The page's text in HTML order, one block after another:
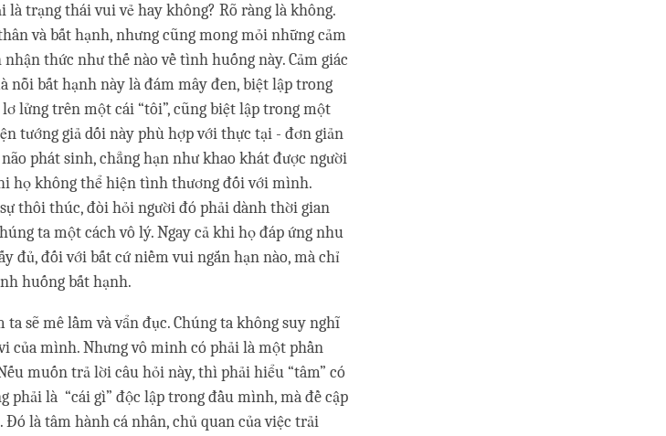
trạng thái vui vẻ hay không? Rõ ràng là không.
và bất hạnh, nhưng cũng mong mỏi những cảm
thức như thế nào về tình huống này. Cảm giác
nỗi bất hạnh này là đám mây đen, biệt lập trong
lửng trên một cái “tôi”, cũng biệt lập trong một
tướng giả dối này phù hợp với thực tại - đơn giản
phát sinh, chẳng hạn như khao khát được người
họ không thể hiện tình thương đối với mình.
thôi thúc, đòi hỏi người đó phải dành thời gian
ta một cách vô lý. Ngay cả khi họ đáp ứng nhu
đủ, đối với bất cứ niềm vui ngắn hạn nào, mà chỉ
huống bất hạnh.
sẽ mê lầm và vẩn đục. Chúng ta không suy nghĩ
của mình. Nhưng vô minh có phải là một phần
muốn trả lời câu hỏi này, thì phải hiểu “tâm” có
phải là “cái gì” độc lập trong đầu mình, mà đề cập
là tâm hành cá nhân, chủ quan của việc trải